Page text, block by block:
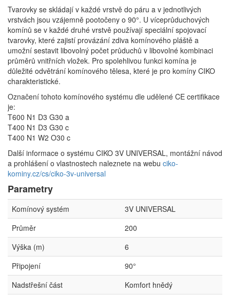
Tvarovky se skládají v každé vrstvě do páru a v jednotlivých
vrstvách jsou vzájemně pootočeny o 90°. U víceprůduchových
komínů se v každé druhé vrstvě používají speciální spojovací
tvarovky, které zajistí provázání zdiva komínového pláště a
umožní sestavit libovolný počet průduchů v libovolné kombinaci
průměrů vnitřních vložek. Pro spolehlivou funkci komína je
důležité odvětrání komínového tělesa, které je pro komíny CIKO
charakteristické.
Označení tohoto komínového systému dle udělené CE certifikace
je:
T600 N1 D3 G30 a
T400 N1 D3 G30 c
T400 N1 W2 O30 c
Další informace o systému CIKO 3V UNIVERSAL, montážní návod
a prohlášení o vlastnostech naleznete na webu ciko-
kominy.cz/cs/ciko-3v-universal
Parametry
Komínový systém
3V UNIVERSAL
Průměr
200
Výška (m)
6
Připojení
90°
Nadstřešní část
Komfort hnědý